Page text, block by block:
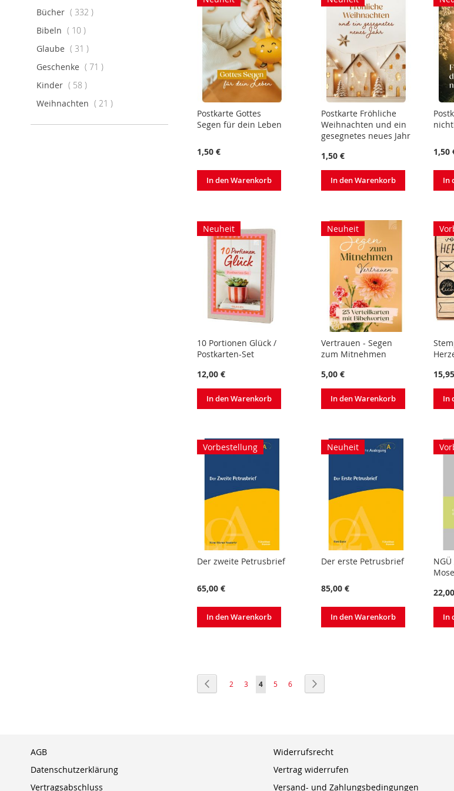
Postkarte Gottes
Segen für dein Leben
1,50 €
In den Warenkorb
Postkarte Fröhliche
Weihnachten und ein
gesegnetes neues Jahr
1,50 €
In den Warenkorb
1,50
In
Neuheit
10 Portionen Glück /
Postkarten-Set
12,00 €
In den Warenkorb
Neuheit
Vertrauen - Segen
zum Mitnehmen
5,00 €
In den Warenkorb In
Vorbestellung
Der zweite Petrusbrief
65,00 €
In den Warenkorb
Neuheit
Der erste Petrusbrief
85,00 €
In den Warenkorb
Mose
In
SeiteZurückSeite
2 Seite
3 Sie lesen gerade Seite
4 Seite
5 Seite
6
Bücher
332 Artikel
Bibeln
10 Artikel
Glaube
31 Artikel
Geschenke
71 Artikel
Kinder
58 Artikel
Weihnachten
21 Artikel
AGB
Datenschutzerklärung
Vertragsabschluss
Widerrufsrecht
Vertrag widerrufen
Versand- und Zahlungsbedingungen